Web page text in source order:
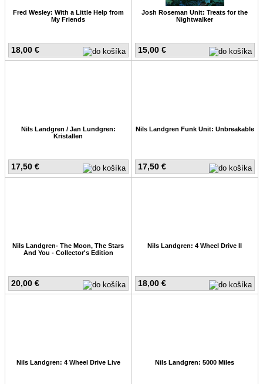
18,00 €
Fred Wesley: With a Little Help from
My Friends
15,00 €
Josh Roseman Unit: Treats for the
Nightwalker
17,50 €
Nils Landgren / Jan Lundgren:
Kristallen
17,50 €
Nils Landgren Funk Unit: Unbreakable
20,00 €
Nils Landgren- The Moon, The Stars
And You - Collector's Edition
18,00 €
Nils Landgren: 4 Wheel Drive II
Nils Landgren: 4 Wheel Drive Live Nils Landgren: 5000 Miles